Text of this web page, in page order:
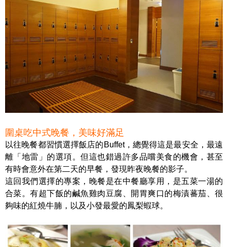
圍桌吃中式晚餐，美味好滿足
以往晚餐都習慣選擇飯店的Buffet，總覺得這是最安全，最遠
離「地雷」的選項。但這也錯過許多品嚐美食的機會，甚至
有時會意外在第二天的早餐，發現昨夜晚餐的影子。
這回我們選擇的專案，晚餐是在中餐廳享用，是五菜一湯的
合菜。有超下飯的鹹魚雞肉豆腐、開胃爽口的梅漬蕃茄、很
夠味的紅燒牛腩，以及小發最愛的鳳梨蝦球。